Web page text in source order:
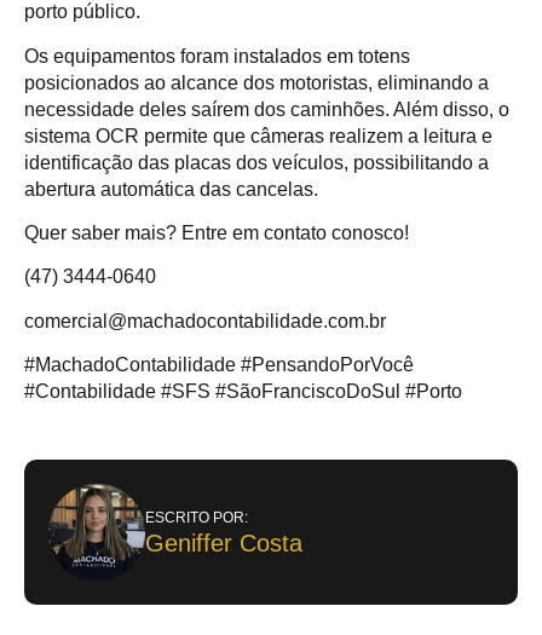
porto público.
Os equipamentos foram instalados em totens
posicionados ao alcance dos motoristas, eliminando a
necessidade deles saírem dos caminhões. Além disso, o
sistema OCR permite que câmeras realizem a leitura e
identificação das placas dos veículos, possibilitando a
abertura automática das cancelas.
Quer saber mais? Entre em contato conosco!
(47) 3444-0640
comercial@machadocontabilidade.com.br
#MachadoContabilidade #PensandoPorVocê
#Contabilidade #SFS #SãoFranciscoDoSul #Porto
ESCRITO POR:
Geniffer Costa